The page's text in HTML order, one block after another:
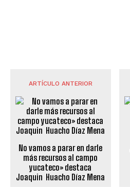
ARTÍCULO ANTERIOR
No vamos a parar en darle
más recursos al campo
yucateco» destaca
Joaquin Huacho Díaz Mena